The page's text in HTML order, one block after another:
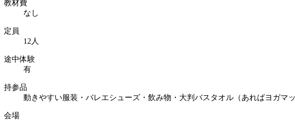
教材費
なし
定員
12人
途中体験
有
持参品
動きやすい服装・バレエシューズ・飲み物・大判バスタオル（あればヨガマッ
会場